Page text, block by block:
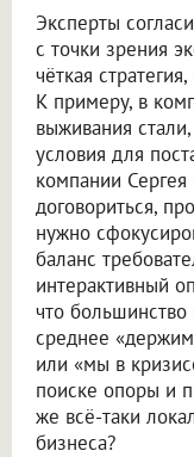
Эксперты
с точки зрения
чёткая
К примеру, в
выживания
условия для
компании
договориться,
нужно
баланс
интерактивный
что
среднее
или «мы в
поиске опоры и
же всё-таки
бизнеса?